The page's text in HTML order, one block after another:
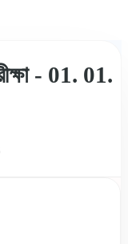
- 01. 01.